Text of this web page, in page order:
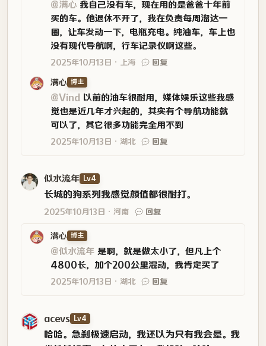
@满心 我自己没有车，现在用的是爸爸十年前
买的车。他退休不开了，我在负责每周溜达一
圈，让车发动一下，电瓶充电。纯油车，车上也
没有现代导航啊，行车记录仪啊这些。
2025年10月13日 上海 回复
满心 博主
@Vind
以前的油车很耐用，媒体娱乐这些我感
觉也是近几年才兴起的，其实有个导航功能就
可以了，其它很多功能完全用不到
2025年10月13日 湖北 回复
似水流年 Lv4
长城的狗系列我感觉颜值都很耐打。
2025年10月13日 河南 回复
满心 博主
@似水流年 是啊，就是做太小了，但凡上个
4800长，加个200公里混动，我肯定买了
2025年10月13日 湖北 回复
acevs Lv4
哈哈。急刹极速启动，我还以为只有我会晕。我